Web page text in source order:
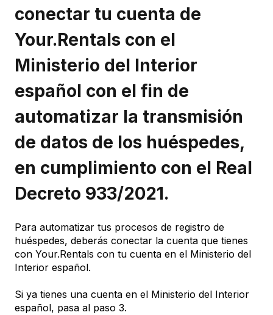
conectar tu cuenta de
Your.Rentals con el
Ministerio del Interior
español con el fin de
automatizar la transmisión
de datos de los huéspedes,
en cumplimiento con el Real
Decreto 933/2021.
Para automatizar tus procesos de registro de
huéspedes, deberás conectar la cuenta que tienes
con Your.Rentals con tu cuenta en el Ministerio del
Interior español.
Si ya tienes una cuenta en el Ministerio del Interior
español, pasa al paso 3.